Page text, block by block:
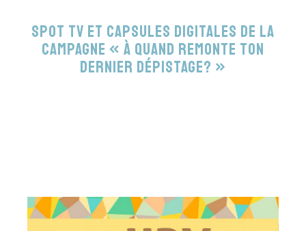
Spot TV et capsules digitales de la
campagne « À quand remonte ton
dernier dépistage? »